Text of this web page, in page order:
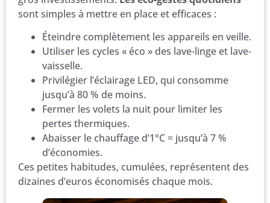
sont simples à mettre en place et efficaces :
Éteindre complètement les appareils en veille.
Utiliser les cycles « éco » des lave-linge et lave-
vaisselle.
Privilégier l’éclairage LED, qui consomme
jusqu’à 80 % de moins.
Fermer les volets la nuit pour limiter les
pertes thermiques.
Abaisser le chauffage d’1°C = jusqu’à 7 %
d’économies.
Ces petites habitudes, cumulées, représentent des
dizaines d’euros économisés chaque mois.